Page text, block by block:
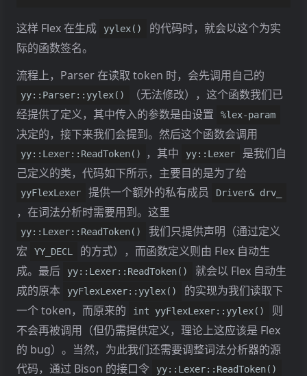
这样 Flex 在生成 yylex()
的代码时，就会以这个为实
际的函数签名。
流程上，Parser 在读取 token 时，会先调用自己的
yy::Parser::yylex()
（无法修改），这个函数我们已
经提供了定义，其中传入的参数是由设置
%lex-param
决定的，接下来我们会提到。然后这个函数会调用
yy::Lexer::ReadToken() ，其中 yy::Lexer
是我们自
己定义的类，代码如下所示，主要目的是为了给
yyFlexLexer 提供一个额外的私有成员 Driver& drv_
，在词法分析时需要用到。这里
yy::Lexer::ReadToken()
我们只提供声明（通过定义
宏
YY_DECL
的方式），而函数定义则由 Flex 自动生
成。最后
yy::Lexer::ReadToken()
就会以 Flex 自动生
成的原本
yyFlexLexer::yylex()
的实现为我们读取下
一个 token，而原来的
int yyFlexLexer::yylex()
则
不会再被调用（但仍需提供定义，理论上这应该是 Flex
的 bug）。当然，为此我们还需要调整词法分析器的源
代码，通过 Bison 的接口令
yy::Lexer::ReadToken()